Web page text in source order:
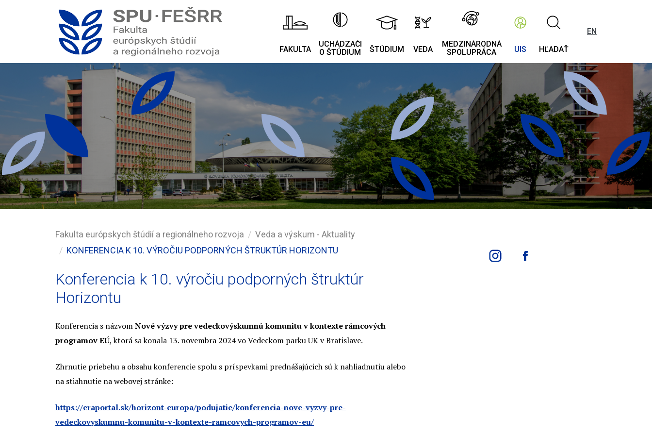
FAKULTA
UCHÁDZAČI
O ŠTÚDIUM
ŠTÚDIUM VEDA
MEDZINÁRODNÁ
SPOLUPRÁCA
UIS HĽADAŤ
EN
Fakulta európskych štúdií a regionálneho rozvoja
Veda a výskum - Aktuality
KONFERENCIA K 10. VÝROČIU PODPORNÝCH ŠTRUKTÚR HORIZONTU
Konferencia k 10. výročiu podporných štruktúr
Horizontu
Konferencia s názvomNové výzvy pre vedeckovýskumnú komunitu v kontexte rámcových
programov EÚ, ktorá sa konala 13. novembra 2024 vo Vedeckom parku UK v Bratislave.
Zhrnutie priebehu a obsahu konferencie spolu s príspevkami prednášajúcich sú k nahliadnutiu alebo
na stiahnutie na webovej stránke:
https://eraportal.sk/horizont-europa/podujatie/konferencia-nove-vyzvy-pre-
vedeckovyskumnu-komunitu-v-kontexte-ramcovych-programov-eu/